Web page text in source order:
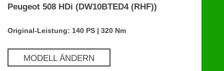
Peugeot 508 HDi (DW10BTED4 (RHF))
Original-Leistung: 140 PS | 320 Nm
MODELL ÄNDERN